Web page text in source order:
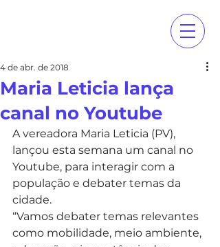
Maria Leticia lança
canal no Youtube
4 de abr. de 2018
A vereadora Maria Leticia (PV),
lançou esta semana um canal no
Youtube, para interagir com a
população e debater temas da
cidade.
“Vamos debater temas relevantes
como mobilidade, meio ambiente,